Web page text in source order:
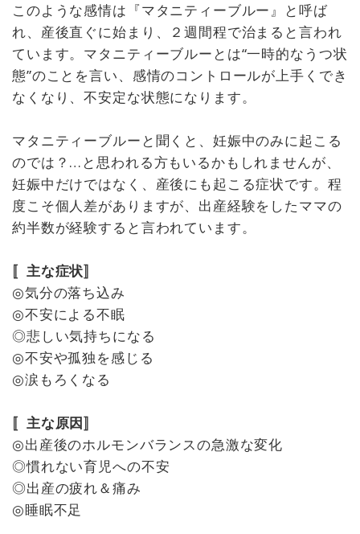
このような感情は『マタニティーブルー』と呼ば
れ、産後直ぐに始まり、２週間程で治まると言われ
ています。マタニティーブルーとは“一時的なうつ状
態”のことを言い、感情のコントロールが上手くでき
なくなり、不安定な状態になります。
マタニティーブルーと聞くと、妊娠中のみに起こる
のでは？…と思われる方もいるかもしれませんが、
妊娠中だけではなく、産後にも起こる症状です。程
度こそ個人差がありますが、出産経験をしたママの
約半数が経験すると言われています。
〚主な症状〛
◎気分の落ち込み
◎不安による不眠
◎悲しい気持ちになる
◎不安や孤独を感じる
◎涙もろくなる
〚主な原因〛
◎出産後のホルモンバランスの急激な変化
◎慣れない育児への不安
◎出産の疲れ＆痛み
◎睡眠不足